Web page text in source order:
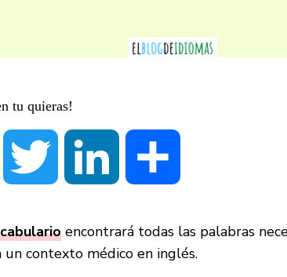
tu quieras!
Facebook LinkedIn
encontrará todas las palabras
contexto médico en inglés.